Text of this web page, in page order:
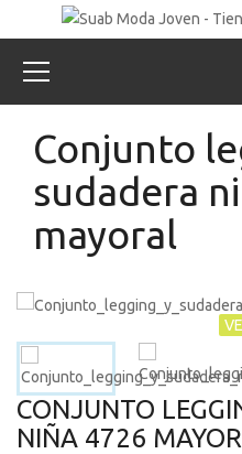
Conjunto
sudadera
mayoral
CONJUNTO
NIÑA 4726